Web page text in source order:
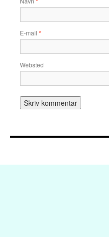
E-mail *
Websted